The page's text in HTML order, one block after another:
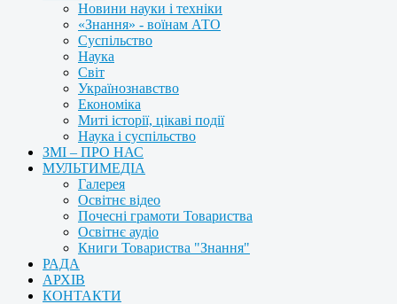
Новини науки і техніки
«Знання» - воїнам АТО
Суспільство
Наука
Світ
Українознавство
Економіка
Миті історії, цікаві події
Наука і суспільство
ЗМІ – ПРО НАС
МУЛЬТИМЕДІА
Галерея
Освітнє відео
Почесні грамоти Товариства
Освітнє аудіо
Книги Товариства "Знання"
РАДА
АРХІВ
КОНТАКТИ